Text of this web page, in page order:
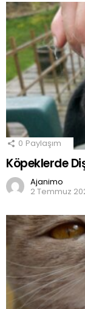
0 Paylaşım
Köpeklerde
Ajanimo
2 Temmuz